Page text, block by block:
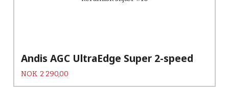
Andis AGC UltraEdge Super 2-speed
Pris
NOK 2 290,00